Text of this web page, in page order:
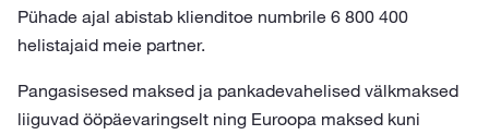
Pühade ajal abistab klienditoe numbrile 6 800 400
helistajaid meie partner.
Pangasisesed maksed ja pankadevahelised välkmaksed
liiguvad ööpäevaringselt ning Euroopa maksed kuni